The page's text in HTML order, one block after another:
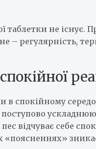
таблетки не існує.
– регулярність,
спокійному
відчуває себе
«поясненнях»